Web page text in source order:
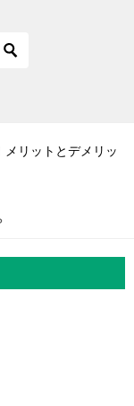
メリットとデメリッ